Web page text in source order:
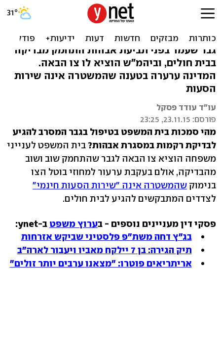
המחוזי: "אין להוציא צו הבאה
לבדיקת רקמות"
גבר שעמד בפני תביעת אבהות התחמק מבדיקה
בבית חולים, וביהמ"ש הוציא לו צו הבאה.
המדינה ערערה בטענה שהמשטרה אינה שירות
הסעות
עו"ד עודד פסקל
פורסם: 23.11.15, 23:25
מהי סמכות בית המשפט בטיפול בגבר המסרב להגיע
לבדיקת רקמות במסגרת אבהות? בית המשפט לענייני
משפחה הוציא צו הבאה לגבר שהתחמק שוב ושוב
מהבדיקה, אולם בעקבת ערעור למחוזי בוטל הצו
בנימוק שהמשטרה אינה "שירות הסעות חינמי"
לצדדים המתבקשים להגיע לבית חולים.
פסקי דין מעניינים נוספים - בערוץ משפט ב-ynet:
בג"ץ דחה משת"פ פלסטיני שביקש אזרחות
תיק הגירה: בן 7 יילקח מאביו ויעבור לארה"ב
אריתריאים פוטרו: "מצאנו ערבים יותר זולים"